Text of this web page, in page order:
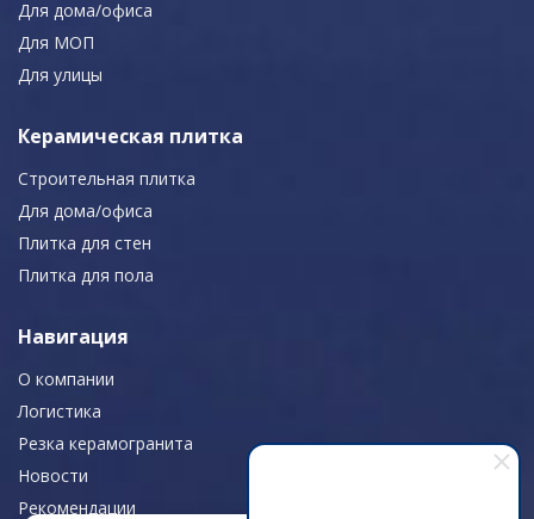
Для дома/офиса
Для МОП
Для улицы
Керамическая плитка
Строительная плитка
Для дома/офиса
Плитка для стен
Плитка для пола
Навигация
О компании
Логистика
Резка керамогранита
Новости
Рекомендации